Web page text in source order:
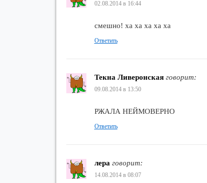
02.08.2014 в 16:44
смешно! ха ха ха ха ха
Ответить
Текна Ливеронская говорит:
09.08.2014 в 13:50
РЖАЛА НЕЙМОВЕРНО
Ответить
лера говорит:
14.08.2014 в 08:07